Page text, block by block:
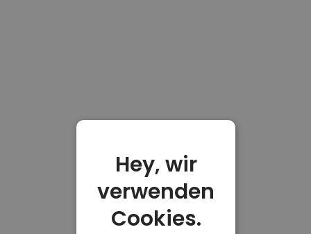
Hey, wir
verwenden
Cookies.